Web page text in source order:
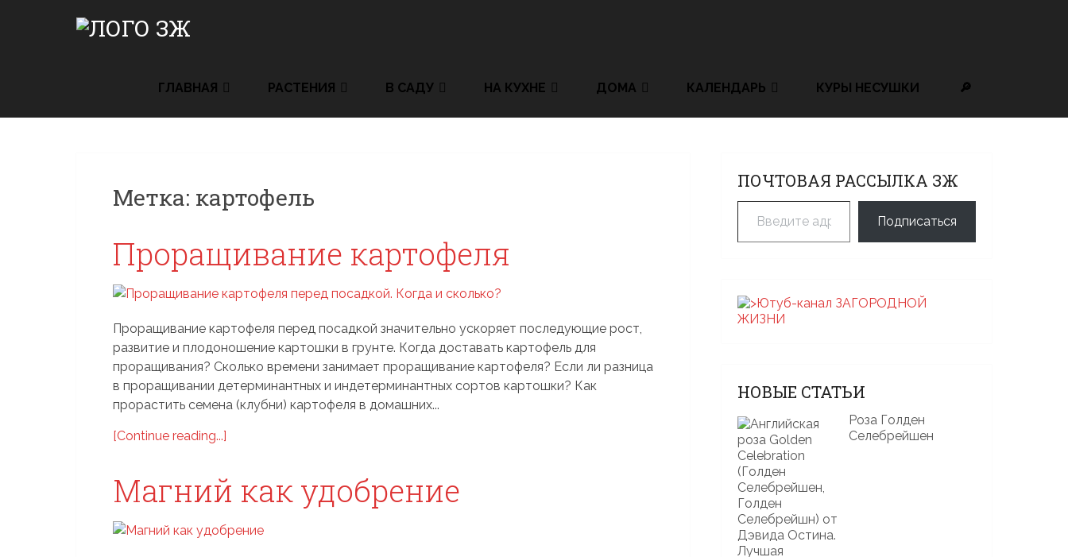
ГЛАВНАЯ РАСТЕНИЯ В САДУ НА КУХНЕ ДОМА КАЛЕНДАРЬ КУРЫ НЕСУШКИ 🔎
Метка: картофель
Проращивание картофеля
Проращивание картофеля перед посадкой значительно ускоряет последующие рост,
развитие и плодоношение картошки в грунте. Когда доставать картофель для
проращивания? Сколько времени занимает проращивание картофеля? Если ли разница
в проращивании детерминантных и индетерминантных сортов картошки? Как
прорастить семена (клубни) картофеля в домашних...
[Continue reading...]
Магний как удобрение
ПОЧТОВАЯ РАССЫЛКА ЗЖ
Введите адрес электронной почты…
Подписаться
НОВЫЕ СТАТЬИ
Роза Голден
Селебрейшен